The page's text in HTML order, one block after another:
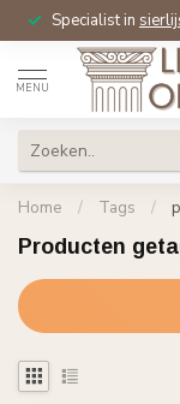
Specialist in
MENU
Home / Tags /
Producten